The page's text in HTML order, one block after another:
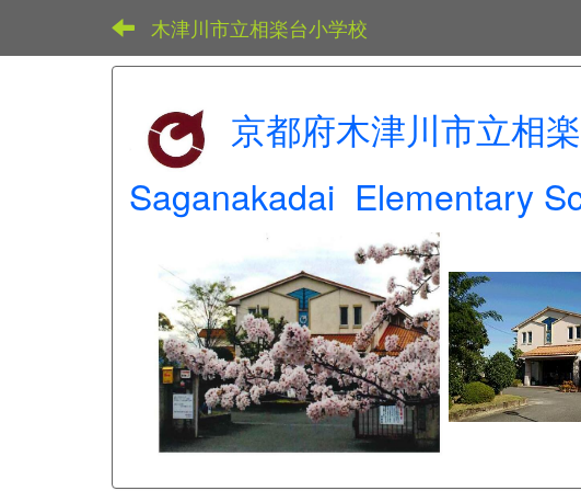
木津川市立相楽台小学校
京都府木津川市立相
Saganakadai Elementary